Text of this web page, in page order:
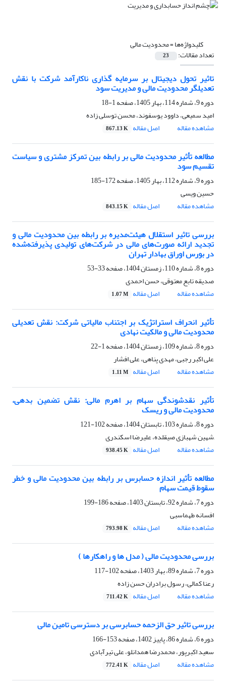
کلیدواژه‌ها =محدودیت مالی
تعداد مقالات: 23
تاثیر تحول دیجیتال بر سرمایه گذاری ناکارآمد شرکت با نقش
تعدیلگر محدودیت مالی و مدیریت سود
دوره 9، شماره 114، بهار 1405، صفحه
1-18
امید سمیعی، داوود یوسفوند، محسن توسلی زاده
مشاهده مقاله
اصل مقاله 867.13 K
مطالعه تأثیر محدودیت مالی بر رابطه بین تمرکز مشتری و سیاست
تقسیم سود
دوره 9، شماره 112، بهار 1405، صفحه
172-185
حسین ویسی
مشاهده مقاله
اصل مقاله 843.15 K
بررسی تاثیر استقلال هیئت‌مدیره بر رابطه بین محدودیت مالی و
تجدید ارائه صورت‌های مالی در شرکت‌های تولیدی پذیرفته‌شده
در بورس اوراق بهادار تهران
دوره 8، شماره 110، زمستان 1404، صفحه
33-53
صدیقه تابع معتوقی، حسن احمدی
مشاهده مقاله
اصل مقاله 1.07 M
تأثیر انحراف استراتژیک بر اجتناب مالیاتی شرکت: نقش تعدیلی
محدودیت مالی و مالکیت نهادی
دوره 8، شماره 109، زمستان 1404، صفحه
1-22
علی اکبر رجبی، مهدی پناهی، علی افشار
مشاهده مقاله
اصل مقاله 1.11 M
تأثیر نقدشوندگی سهام بر اهرم مالی: نقش تضمین بدهی،
محدودیت مالی و ریسک
دوره 8، شماره 103، تابستان 1404، صفحه
102-121
َشهین شهبازی صیقلده، علیرضا اسکندری
مشاهده مقاله
اصل مقاله 938.45 K
مطالعه تأثیر اندازه حسابرس بر رابطه بین محدودیت مالی و خطر
سقوط قیمت سهام
دوره 7، شماره 92، تابستان 1403، صفحه
186-199
افسانه طهماسبی
مشاهده مقاله
اصل مقاله 793.98 K
بررسی محدودیت مالی ( مدل ها و راهکارها )
دوره 7، شماره 89، بهار 1403، صفحه
102-117
رعنا کمالی، رسول برادران حسن زاده
مشاهده مقاله
اصل مقاله 711.42 K
بررسی تاثیر حق الزحمه حسابرسی بر دسترسی تامین مالی
دوره 6، شماره 86، پاییز 1402، صفحه
153-166
سعید اکبرپور، محمدرضا همدانلو، علی تیرآبادی
مشاهده مقاله
اصل مقاله 772.41 K